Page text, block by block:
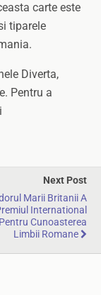
carte este
tiparele
Diverta,
Pentru a
Next Post
Marii Britanii A
International
Cunoasterea
Limbii Romane